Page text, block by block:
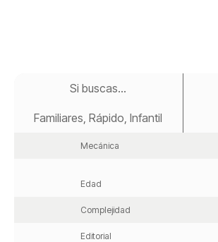
Si buscas...
Familiares, Rápido, Infantil
Mecánica
Edad
Complejidad
Editorial